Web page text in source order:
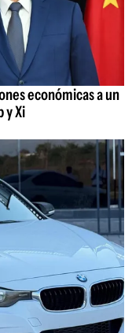
económicas a un
y Xi